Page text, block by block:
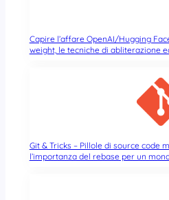
Capire l’affare OpenAI/Hugging
weight, le tecniche di abliterazione
Git & Tricks – Pillole di source code
l’importanza del rebase per un